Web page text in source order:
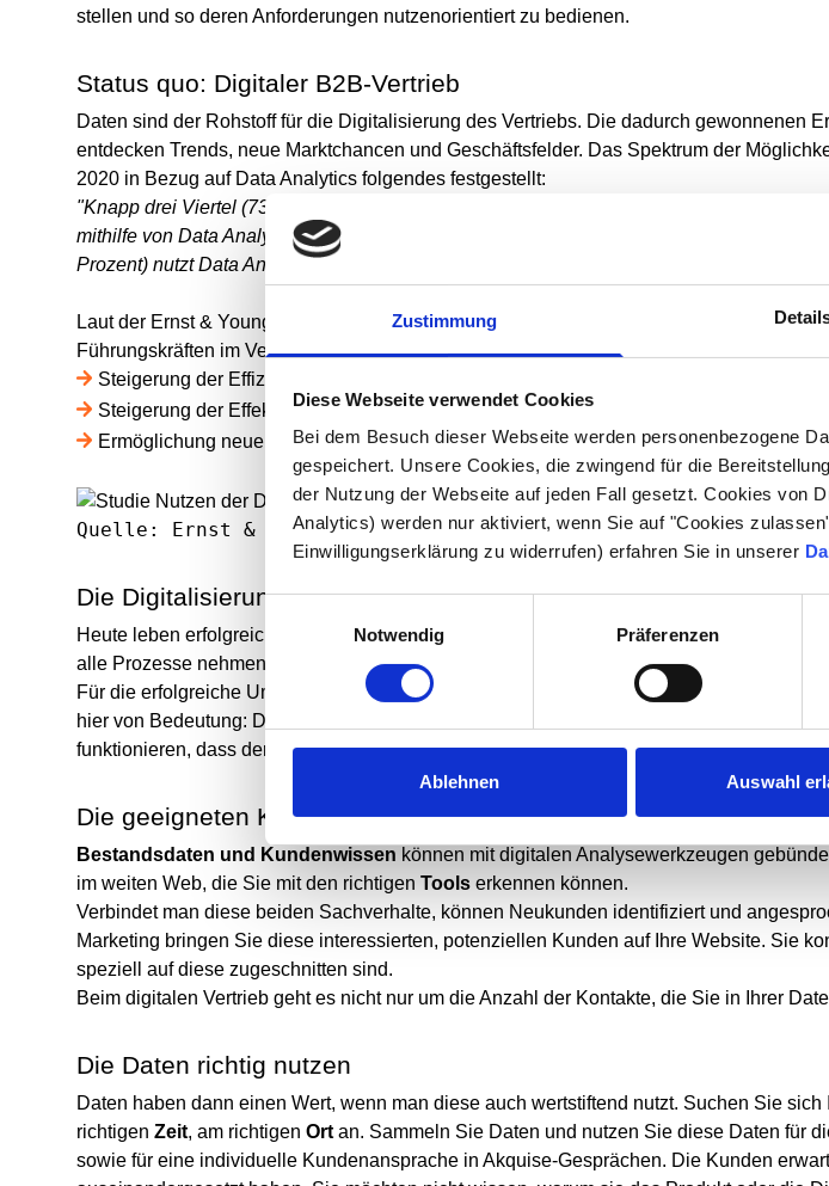
Zustimmung
Diese Webseite verwendet Cookies
Bei dem Besuch dieser Webseite werden personenbezogene
gespeichert. Unsere Cookies, die zwingend für die
der Nutzung der Webseite auf jeden Fall gesetzt. Cookies von
Analytics) werden nur aktiviert, wenn Sie auf "Cookies
Einwilligungserklärung zu widerrufen) erfahren Sie in unserer
Notwendig
Präferenzen
Ablehnen Auswahl
stellen und so deren Anforderungen nutzenorientiert zu bedienen.
Status quo: Digitaler B2B-Vertrieb
Daten sind der Rohstoff für die Digitalisierung des Vertriebs. Die dadurch gewonnenen
entdecken Trends, neue Marktchancen und Geschäftsfelder. Das Spektrum der
2020 in Bezug auf Data Analytics folgendes festgestellt:
"Knapp drei Viertel (73 Prozent) der befragten Unternehmen steigerten ihre Umsätze –
mithilfe von Data Analytics ihre Geschäftsprozesse und 67 Prozent sind davon
Prozent) nutzt Data Analytics, um datengetriebene digitale Geschäftsmodelle (Data as a
Laut der Ernst & Young Studie “SalesMaX 2020”, die in Zusammenarbeit mit dem
Führungskräften im Vertrieb deutscher Unternehmen durchgeführt wurde, sind die
Steigerung der Effizienz
Steigerung der Effektivität
Ermöglichung neuer digitaler Geschäftsmodelle und Vertriebswege.
Quelle: Ernst & Young Studie "SalesMaX 2020"
Die Digitalisierung im Vertrieb strahlt auf das gesamte
Heute leben erfolgreiche Unternehmen eine Firmenkultur, die sich vollständig um die
alle Prozesse nehmen die Perspektive der Kunden ein, Erwartungen und Wünsche der
Für die erfolgreiche Umsetzung einer solch
kundenzentrierten Unternehmensstrategie
hier von Bedeutung: Die Wunschkunden müssen im weiten Web gefunden werden,
funktionieren, dass der potenzielle Kunde zunächst auf Sie zukommt.
Die geeigneten Kunden finden
Bestandsdaten und Kundenwissen können mit digitalen Analysewerkzeugen
im weiten Web, die Sie mit den richtigen Tools erkennen können.
Verbindet man diese beiden Sachverhalte, können Neukunden identifiziert und
Marketing bringen Sie diese interessierten, potenziellen Kunden auf Ihre Website. Sie
speziell auf diese zugeschnitten sind.
Beim digitalen Vertrieb geht es nicht nur um die Anzahl der Kontakte, die Sie in Ihrer
Die Daten richtig nutzen
Daten haben dann einen Wert, wenn man diese auch wertstiftend nutzt. Suchen Sie
richtigen Zeit, am richtigen Ort an. Sammeln Sie Daten und nutzen Sie diese Daten für
sowie für eine individuelle Kundenansprache in Akquise-Gesprächen. Die Kunden